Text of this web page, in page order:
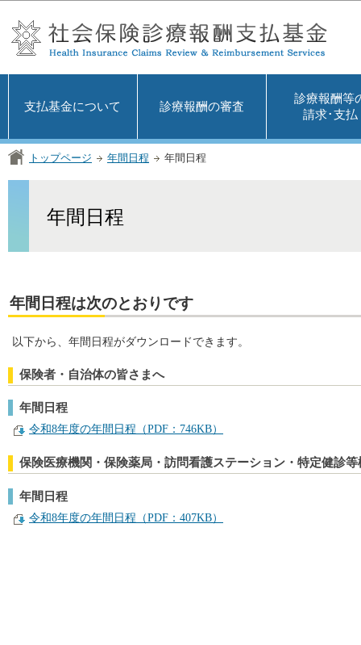
支払基金について 診療報酬の審査
診療報酬等
請求･支払
トップページ 年間日程 年間日程
年間日程
年間日程は次のとおりです
以下から、年間日程がダウンロードできます。
保険者・自治体の皆さまへ
年間日程
令和8年度の年間日程（PDF：746KB）
保険医療機関・保険薬局・訪問看護ステーション・特定健診
年間日程
令和8年度の年間日程（PDF：407KB）